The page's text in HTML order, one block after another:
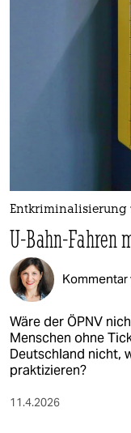
Entkriminalisierung
U-Bahn-Fahren
Kommentar
Wäre der ÖPNV
Menschen ohne
Deutschland nicht,
praktizieren?
11.4.2026